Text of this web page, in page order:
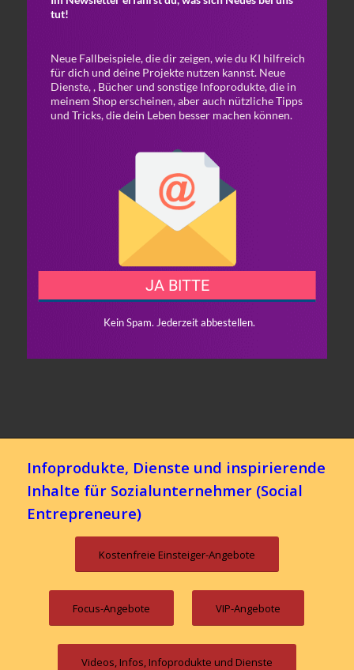
Infoprodukte, Dienste und inspirierende
Inhalte für Sozialunternehmer (Social
Entrepreneure)
Kostenfreie Einsteiger-Angebote
Focus-Angebote VIP-Angebote
Videos, Infos, Infoprodukte und Dienste